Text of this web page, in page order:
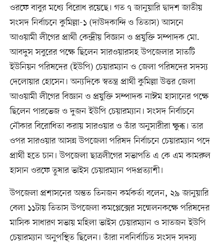
ওরফে বাবুর মধ্যে বিরোধ রয়েছে। গত ৭ জানুয়ারি দ্বাদশ জাতীয়
সংসদ নির্বাচনে কুমিল্লা-১ (দাউদকান্দি ও তিতাস) আসনে
আওয়ামী লীগের প্রার্থী কেন্দ্রীয় বিজ্ঞান ও প্রযুক্তি সম্পাদক মো.
আবদুস সবুরের পক্ষে ছিলেন সারওয়ারসহ উপজেলার সাতটি
ইউনিয়ন পরিষদের (ইউপি) চেয়ারম্যান ও জেলা পরিষদের সদস্য
দেলোয়ার হোসেন। অন্যদিকে স্বতন্ত্র প্রার্থী কুমিল্লা উত্তর জেলা
আওয়ামী লীগের বিজ্ঞান ও প্রযুক্তি সম্পাদক নাঈম হাসানের পক্ষে
ছিলেন পারভেজ ও দুজন ইউপি চেয়ারম্যান। সংসদ নির্বাচনে
নৌকার বিরোধিতা করায় সারওয়ার ও তাঁর অনুসারীরা ক্ষুব্ধ। তার
ওপর সারওয়ার আসন্ন উপজেলা পরিষদ নির্বাচনে চেয়ারম্যান পদে
প্রার্থী হতে চান। উপজেলা ছাত্রলীগের সভাপতি এ কে এম কামরুল
হাসান ওরফে তুষার ভাইস চেয়ারম্যান পদপ্রত্যাশী।
উপজেলা প্রশাসনের অন্তত তিনজন কর্মকর্তা বলেন, ২৯ জানুয়ারি
বেলা ১১টায় তিতাস উপজেলা কমপ্লেক্সের সম্মেলনকক্ষে পরিষদের
মাসিক সাধারণ সভায় মহিলা ভাইস চেয়ারম্যান ও সাতজন ইউপি
চেয়ারম্যান অনুপস্থিত ছিলেন। তাঁরা নবনির্বাচিত সংসদ সদস্য